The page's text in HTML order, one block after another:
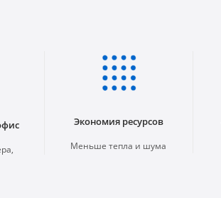
Экономия ресурсов
Меньше тепла и шума